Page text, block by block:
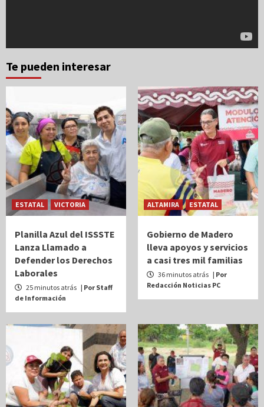
Te pueden interesar
ESTATAL VICTORIA
Planilla Azul del ISSSTE
Lanza Llamado a
Defender los Derechos
Laborales
25 minutos atrás | Por Staff
de Información
ALTAMIRA ESTATAL
Gobierno de Madero
lleva apoyos y servicios
a casi tres mil familias
36 minutos atrás | Por
Redacción Noticias PC